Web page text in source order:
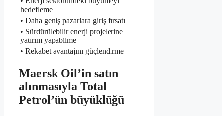
hedefleme
• Daha geniş pazarlara giriş fırsatı
• Sürdürülebilir enerji projelerine
yatırım yapabilme
• Rekabet avantajını güçlendirme
Maersk Oil’in satın
alınmasıyla Total
Petrol’ün büyüklüğü